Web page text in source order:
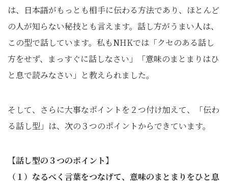
は、日本語がもっとも相手に伝わる方法であり、ほとんど
の人が知らない秘技とも言えます。話し方がうまい人は、
この型で話しています。私もNHKでは「クセのある話し
方をせず、まっすぐに話しなさい」「意味のまとまりはひ
と息で読みなさい」と教えられました。
そして、さらに大事なポイントを２つ付け加えて、「伝わ
る話し型」は、次の３つのポイントからできています。
【話し型の３つのポイント】
（１）なるべく言葉をつなげて、意味のまとまりをひと息